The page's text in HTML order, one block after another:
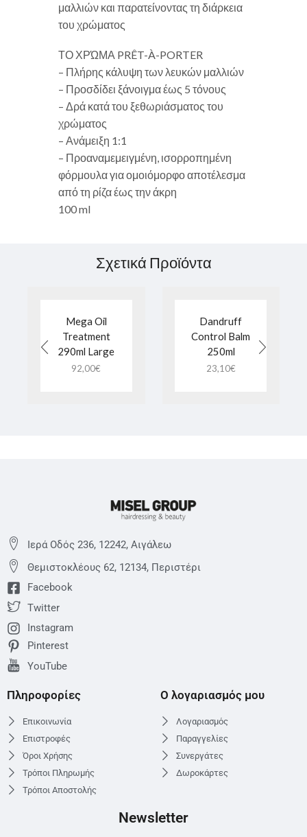
μαλλιών και παρατείνοντας τη διάρκεια
του χρώματος
ΤΟ ΧΡΏΜΑ PRÊT-À-PORTER
– Πλήρης κάλυψη των λευκών μαλλιών
– Προσδίδει ξάνοιγμα έως 5 τόνους
– Δρά κατά του ξεθωριάσματος του
χρώματος
– Ανάμειξη 1:1
– Προαναμεμειγμένη, ισορροπημένη
φόρμουλα για ομοιόμορφο αποτέλεσμα
από τη ρίζα έως την άκρη
100 ml
Σχετικά Προϊόντα
Mega Oil
Treatment
290ml Large
92,00€
Dandruff
Control Balm
250ml
23,10€
Ιερά Οδός 236, 12242, Αιγάλεω
Θεμιστoκλέους 62, 12134, Περιστέρι
Facebook
Twitter
Instagram
Pinterest
YouTube
Πληροφορίες
Επικοινωνία
Επιστροφές
Όροι Χρήσης
Τρόποι Πληρωμής
Τρόποι Αποστολής
Ο λογαριασμός μου
Λογαριασμός
Παραγγελίες
Συνεργάτες
Δωροκάρτες
Newsletter